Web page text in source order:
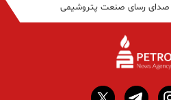
صدای رسای صنعت پتروشیمی